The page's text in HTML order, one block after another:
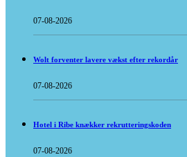
07-08-2026
Wolt forventer lavere vækst efter rekordår
07-08-2026
Hotel i Ribe knækker rekrutteringskoden
07-08-2026